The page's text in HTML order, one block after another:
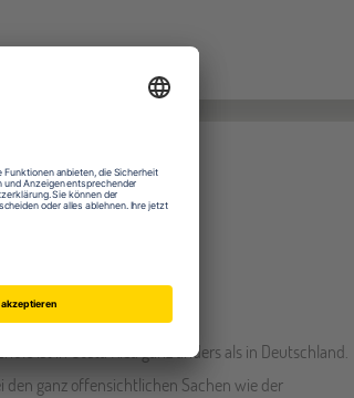
ist in Costa Rica ganz anders als in Deutschland.
den ganz offensichtlichen Sachen wie der